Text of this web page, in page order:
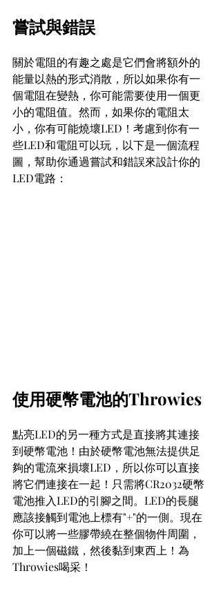
嘗試與錯誤
關於電阻的有趣之處是它們會將額外的
能量以熱的形式消散，所以如果你有一
個電阻在變熱，你可能需要使用一個更
小的電阻值。然而，如果你的電阻太
小，你有可能燒壞LED！考慮到你有一
些LED和電阻可以玩，以下是一個流程
圖，幫助你通過嘗試和錯誤來設計你的
LED電路：
使用硬幣電池的Throwies
點亮LED的另一種方式是直接將其連接
到硬幣電池！由於硬幣電池無法提供足
夠的電流來損壞LED，所以你可以直接
將它們連接在一起！只需將CR2032硬幣
電池推入LED的引腳之間。LED的長腿
應該接觸到電池上標有"+"的一側。現在
你可以將一些膠帶繞在整個物件周圍，
加上一個磁鐵，然後黏到東西上！為
Throwies喝采！